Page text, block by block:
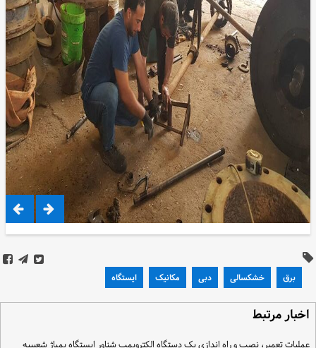
برق خشکسالی دبی مکانیک ایستگاه
اخبار مرتبط
عملیات تعمیر، نصب و راه اندازی یک دستگاه الکتروپمپ شناور ایستگاه پمپاژ شعیبیه